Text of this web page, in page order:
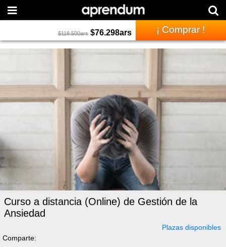
$118.500ars $76.298ars ¡ Comprar !
Curso a distancia (Online) de Gestión de la
Ansiedad
Plazas disponibles
Comparte: